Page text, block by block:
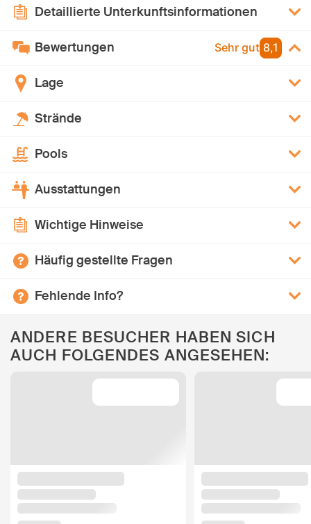
Detaillierte Unterkunftsinformationen
Bewertungen Sehr gut 8,1
Lage
Strände
Pools
Ausstattungen
Wichtige Hinweise
Häufig gestellte Fragen
Fehlende Info?
ANDERE BESUCHER HABEN SICH
AUCH FOLGENDES ANGESEHEN: